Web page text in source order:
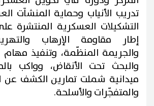
تدريب الأنياب وحماية المنشآت
التشكيلات العسكرية المنتشرة
إطار مقاومة الإرهاب
والجريمة المنظّمة، وتنفيذ مهام
والبحث تحت الأنقاض، وواكب
ميدانية شملت تمارين الكشف عن
والمتفجّرات والأسلحة.